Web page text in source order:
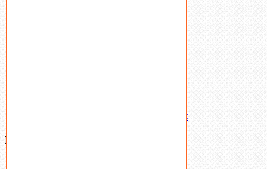
Латунный и бронзовый крепеж
Ваша корзина